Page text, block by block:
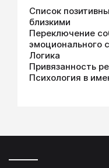
Список
близкими
Переключение
эмоционального
Логика
Привязанность
Психология в